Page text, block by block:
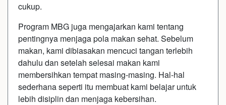
cukup.
Program MBG juga mengajarkan kami tentang
pentingnya menjaga pola makan sehat. Sebelum
makan, kami dibiasakan mencuci tangan terlebih
dahulu dan setelah selesai makan kami
membersihkan tempat masing-masing. Hal-hal
sederhana seperti itu membuat kami belajar untuk
lebih disiplin dan menjaga kebersihan.